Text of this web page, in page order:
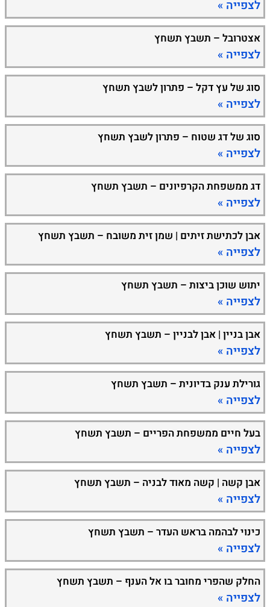
לצפייה »
אצטרובל – תשבץ תשחץ
לצפייה »
סוג של עץ דקל – פתרון לשבץ תשחץ
לצפייה »
סוג של דג שטוח – פתרון לשבץ תשחץ
לצפייה »
דג ממשפחת הקרפיונים – תשבץ תשחץ
לצפייה »
אבן לכתישת זיתים | שמן זית משובח – תשבץ תשחץ
לצפייה »
יתוש שוכן ביצות – תשבץ תשחץ
לצפייה »
אבן בניין | אבן לבניין – תשבץ תשחץ
לצפייה »
גורילת ענק בדיונית – תשבץ תשחץ
לצפייה »
בעל חיים ממשפחת הפריים – תשבץ תשחץ
לצפייה »
אבן קשה | קשה מאוד לבניה – תשבץ תשחץ
לצפייה »
כינוי לבהמה בראש העדר – תשבץ תשחץ
לצפייה »
החלק שהפרי מחובר בו אל הענף – תשבץ תשחץ
לצפייה »